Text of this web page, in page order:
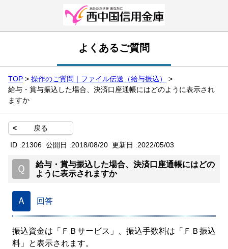
よくあるご質問
TOP > 操作のご質問｜ファイル伝送（給与振込）
>
給与・賞与振込した場合、決済口座通帳にはどのように表示され
ますか
< 戻る
ID :21306 公開日 :2018/08/20 更新日 :2022/05/03
Ｑ
給与・賞与振込した場合、決済口座通帳にはどの
ように表示されますか
Ａ 回答
振込資金は「ＦＢサービス」、振込手数料は「ＦＢ振込
料」と表示されます。